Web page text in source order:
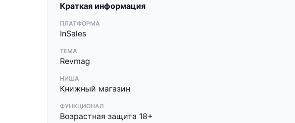
Краткая информация
ПЛАТФОРМА
InSales
ТЕМА
Revmag
НИША
Книжный магазин
ФУНКЦИОНАЛ
Возрастная защита 18+